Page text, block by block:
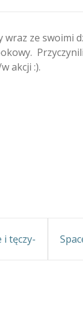
ze swoimi
akcji :).
i tęczy-